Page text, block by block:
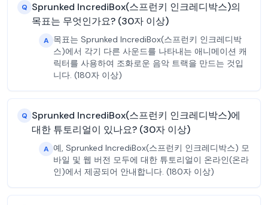
Q Sprunked IncrediBox(스프런키 인크레디박스)의
목표는 무엇인가요? (30자 이상)
A 목표는 Sprunked IncrediBox(스프런키 인크레디박
스)에서 각기 다른 사운드를 나타내는 애니메이션 캐
릭터를 사용하여 조화로운 음악 트랙을 만드는 것입
니다. (180자 이상)
Q Sprunked IncrediBox(스프런키 인크레디박스)에
대한 튜토리얼이 있나요? (30자 이상)
A 예, Sprunked IncrediBox(스프런키 인크레디박스) 모
바일 및 웹 버전 모두에 대한 튜토리얼이 온라인(온라
인)에서 제공되어 안내합니다. (180자 이상)